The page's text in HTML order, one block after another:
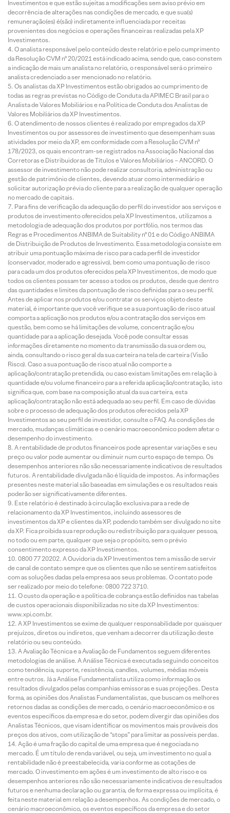
Investimentos e que estão sujeitas a modificações sem aviso prévio em
decorrência de alterações nas condições de mercado, e que sua(s)
remuneração(es) é(são) indiretamente influenciada por receitas
provenientes dos negócios e operações financeiras realizadas pela XP
Investimentos.
O analista responsável pelo conteúdo deste relatório e pelo cumprimento
da Resolução CVM nº 20/2021 está indicado acima, sendo que, caso constem
a indicação de mais um analista no relatório, o responsável será o primeiro
analista credenciado a ser mencionado no relatório.
Os analistas da XP Investimentos estão obrigados ao cumprimento de
todas as regras previstas no Código de Conduta da APIMEC Brasil para o
Analista de Valores Mobiliários e na Política de Conduta dos Analistas de
Valores Mobiliários da XP Investimentos.
O atendimento de nossos clientes é realizado por empregados da XP
Investimentos ou por assessores de investimento que desempenham suas
atividades por meio da XP, em conformidade com a Resolução CVM nº
178/2023, os quais encontram-se registrados na Associação Nacional das
Corretoras e Distribuidoras de Títulos e Valores Mobiliários – ANCORD. O
assessor de investimento não pode realizar consultoria, administração ou
gestão de patrimônio de clientes, devendo atuar como intermediário e
solicitar autorização prévia do cliente para a realização de qualquer operação
no mercado de capitais.
Para fins de verificação da adequação do perfil do investidor aos serviços e
produtos de investimento oferecidos pela XP Investimentos, utilizamos a
metodologia de adequação dos produtos por portfólio, nos termos das
Regras e Procedimentos ANBIMA de Suitability nº 01 e do Código ANBIMA
de Distribuição de Produtos de Investimento. Essa metodologia consiste em
atribuir uma pontuação máxima de risco para cada perfil de investidor
(conservador, moderado e agressivo), bem como uma pontuação de risco
para cada um dos produtos oferecidos pela XP Investimentos, de modo que
todos os clientes possam ter acesso a todos os produtos, desde que dentro
das quantidades e limites da pontuação de risco definidas para o seu perfil.
Antes de aplicar nos produtos e/ou contratar os serviços objeto deste
material, é importante que você verifique se a sua pontuação de risco atual
comporta a aplicação nos produtos e/ou a contratação dos serviços em
questão, bem como se há limitações de volume, concentração e/ou
quantidade para a aplicação desejada. Você pode consultar essas
informações diretamente no momento da transmissão da sua ordem ou,
ainda, consultando o risco geral da sua carteira na tela de carteira (Visão
Risco). Caso a sua pontuação de risco atual não comporte a
aplicação/contratação pretendida, ou caso existam limitações em relação à
quantidade e/ou volume financeiro para a referida aplicação/contratação, isto
significa que, com base na composição atual da sua carteira, esta
aplicação/contratação não está adequada ao seu perfil. Em caso de dúvidas
sobre o processo de adequação dos produtos oferecidos pela XP
Investimentos ao seu perfil de investidor, consulte o FAQ. As condições de
mercado, mudanças climáticas e o cenário macroeconômico podem afetar o
desempenho do investimento.
A rentabilidade de produtos financeiros pode apresentar variações e seu
preço ou valor pode aumentar ou diminuir num curto espaço de tempo. Os
desempenhos anteriores não são necessariamente indicativos de resultados
futuros. A rentabilidade divulgada não é líquida de impostos. As informações
presentes neste material são baseadas em simulações e os resultados reais
poderão ser significativamente diferentes.
Este relatório é destinado à circulação exclusiva para a rede de
relacionamento da XP Investimentos, incluindo assessores de
investimentos da XP e clientes da XP, podendo também ser divulgado no site
da XP. Fica proibida sua reprodução ou redistribuição para qualquer pessoa,
no todo ou em parte, qualquer que seja o propósito, sem o prévio
consentimento expresso da XP Investimentos.
0800 77 20202. A Ouvidoria da XP Investimentos tem a missão de servir
de canal de contato sempre que os clientes que não se sentirem satisfeitos
com as soluções dadas pela empresa aos seus problemas. O contato pode
ser realizado por meio do telefone: 0800 722 3710.
O custo da operação e a política de cobrança estão definidos nas tabelas
de custos operacionais disponibilizadas no site da XP Investimentos:
www.xpi.com.br.
A XP Investimentos se exime de qualquer responsabilidade por quaisquer
prejuízos, diretos ou indiretos, que venham a decorrer da utilização deste
relatório ou seu conteúdo.
A Avaliação Técnica e a Avaliação de Fundamentos seguem diferentes
metodologias de análise. A Análise Técnica é executada seguindo conceitos
como tendência, suporte, resistência, candles, volumes, médias móveis
entre outros. Já a Análise Fundamentalista utiliza como informação os
resultados divulgados pelas companhias emissoras e suas projeções. Desta
forma, as opiniões dos Analistas Fundamentalistas, que buscam os melhores
retornos dadas as condições de mercado, o cenário macroeconômico e os
eventos específicos da empresa e do setor, podem divergir das opiniões dos
Analistas Técnicos, que visam identificar os movimentos mais prováveis dos
preços dos ativos, com utilização de “stops” para limitar as possíveis perdas.
Ação é uma fração do capital de uma empresa que é negociada no
mercado. É um título de renda variável, ou seja, um investimento no qual a
rentabilidade não é preestabelecida, varia conforme as cotações de
mercado. O investimento em ações é um investimento de alto risco e os
desempenhos anteriores não são necessariamente indicativos de resultados
futuros e nenhuma declaração ou garantia, de forma expressa ou implícita, é
feita neste material em relação a desempenhos. As condições de mercado, o
cenário macroeconômico, os eventos específicos da empresa e do setor